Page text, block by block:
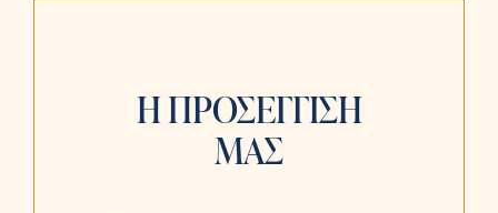
Η ΠΡΟΣΕΓΓΙΣΗ
ΜΑΣ